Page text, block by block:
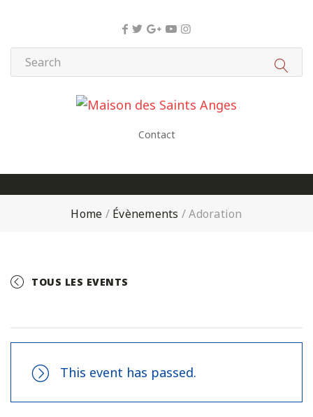
Contact
Home / Évènements /Adoration
TOUS LES EVENTS
This event has passed.